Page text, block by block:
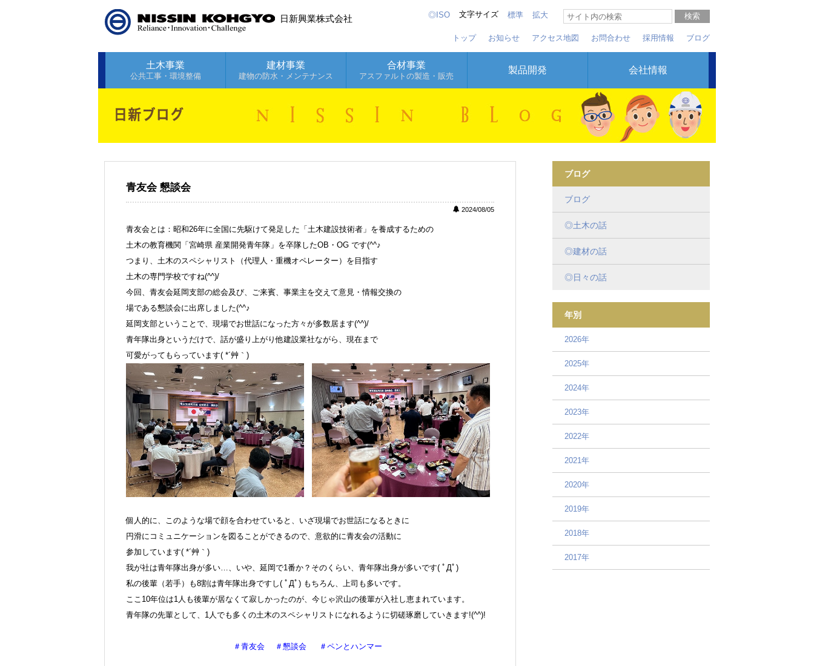
日新興業株式会社 ◎ISO 文字サイズ 標準 拡大
ブログ
採用情報
お問合わせ
アクセス地図
お知らせ
トップ
土木事業
公共工事・環境整備
建材事業
建物の防水・メンテナンス
合材事業
アスファルトの製造・販売
製品開発 会社情報
青友会 懇談会
2024/08/05
青友会とは：昭和26年に全国に先駆けて発足した「土木建設技術者」を養成するための
土木の教育機関「宮崎県 産業開発青年隊」を卒隊したOB・OG です(^^♪
つまり、土木のスペシャリスト（代理人・重機オペレーター）を目指す
土木の専門学校ですね(^^)/
今回、青友会延岡支部の総会及び、ご来賓、事業主を交えて意見・情報交換の
場である懇談会に出席しました(^^♪
延岡支部ということで、現場でお世話になった方々が多数居ます(^^)/
青年隊出身というだけで、話が盛り上がり他建設業社ながら、現在まで
可愛がってもらっています( *´艸｀)
個人的に、このような場で顔を合わせていると、いざ現場でお世話になるときに
円滑にコミュニケーションを図ることができるので、意欲的に青友会の活動に
参加しています( *´艸｀)
我が社は青年隊出身が多い…、いや、延岡で1番か？そのくらい、青年隊出身が多いです( ﾟДﾟ)
私の後輩（若手）も8割は青年隊出身ですし( ﾟДﾟ) もちろん、上司も多いです。
ここ10年位は1人も後輩が居なくて寂しかったのが、今じゃ沢山の後輩が入社し恵まれています。
青年隊の先輩として、1人でも多くの土木のスペシャリストになれるように切磋琢磨していきます!(^^)!
＃青友会 ＃懇談会 ＃ペンとハンマー
ブログ
ブログ
◎土木の話
◎建材の話
◎日々の話
年別
2026年
2025年
2024年
2023年
2022年
2021年
2020年
2019年
2018年
2017年